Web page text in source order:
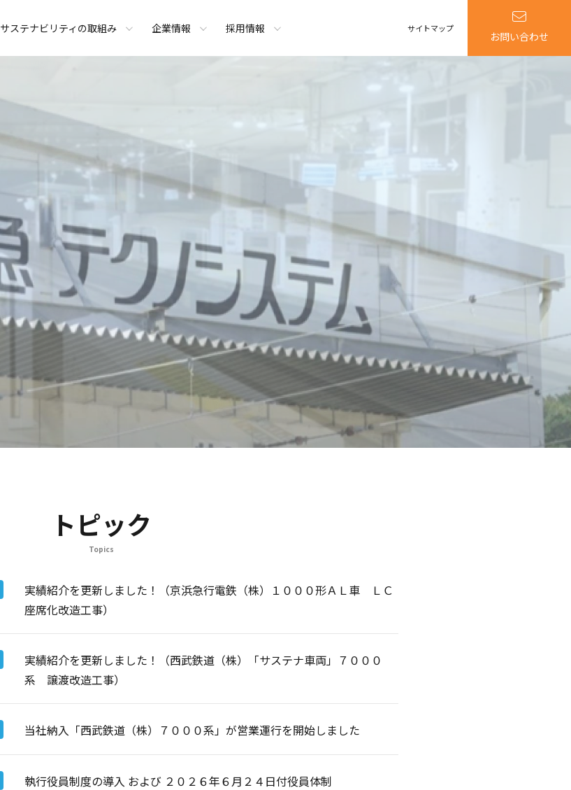
サステナビリティの取組み 企業情報 採用情報 サイトマップ
お問い合わせ
トピック
Topics
実績紹介を更新しました！（京浜急行電鉄（株）１０００形ＡＬ車 ＬＣ
座席化改造工事）
実績紹介を更新しました！（西武鉄道（株）「サステナ車両」７０００
系 譲渡改造工事）
当社納入「西武鉄道（株）７０００系」が営業運行を開始しました
執行役員制度の導入 および ２０２６年６月２４日付役員体制